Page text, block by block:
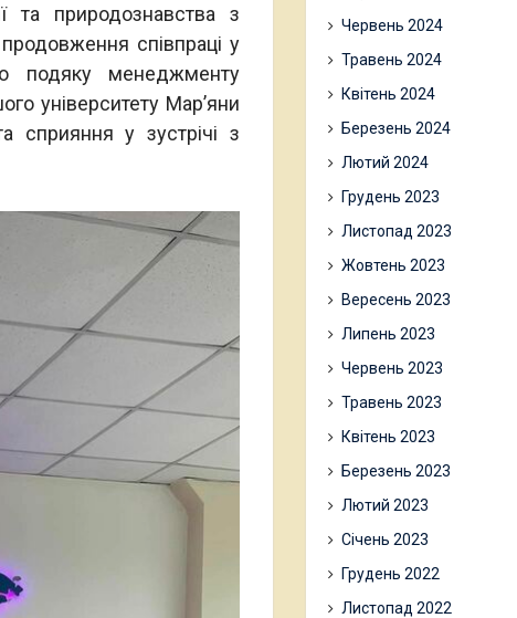
та природознавства з
співпраці у
подяку менеджменту
університету Мар’яни
сприяння у зустрічі з
Червень 2024
Травень 2024
Квітень 2024
Березень 2024
Лютий 2024
Грудень 2023
Листопад 2023
Жовтень 2023
Вересень 2023
Липень 2023
Червень 2023
Травень 2023
Квітень 2023
Березень 2023
Лютий 2023
Січень 2023
Грудень 2022
Листопад 2022